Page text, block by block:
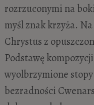
rozrzuconymi na
myśl znak krzyża.
Chrystus z
Podstawę
wyolbrzymione
bezradności